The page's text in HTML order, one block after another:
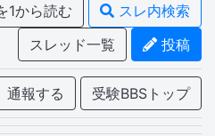
1から読む
スレ内検索
スレッド一覧
投稿
通報する 受験BBSトップ